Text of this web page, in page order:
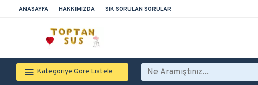
ANASAYFA HAKKIMIZDA SIK SORULAN SORULAR
Kategoriye Göre Listele